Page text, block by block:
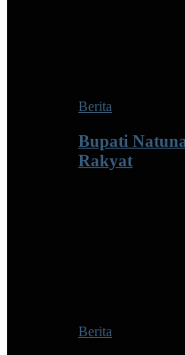
Berita
Bupati
Rakyat
Berita